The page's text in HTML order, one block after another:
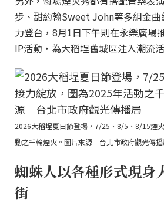
步、甜約翰Sweet John等多組金
力登台，8月1日下午則在永樂廣場
IP活動，為大稻埕舊城區注入潮流
2026大稻埕夏日節登場，7/25、8/5、8/15煙
動之千輪煙火。圖片來源｜台北市政府觀光傳播
蜘蛛人以各種形式現身
街